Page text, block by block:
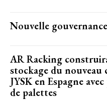
Nouvelle
AR Racking
stockage du
JYSK en Espagne
de palettes